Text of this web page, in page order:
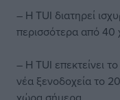
– Η TUI διατηρεί
περισσότερα από 40
– Η TUI επεκτείνει
νέα ξενοδοχεία το